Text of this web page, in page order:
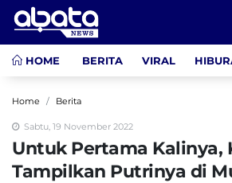
HOME BERITA VIRAL
Home Berita
Sabtu, 19 November 2022
Untuk Pertama Kalinya,
Tampilkan Putrinya di